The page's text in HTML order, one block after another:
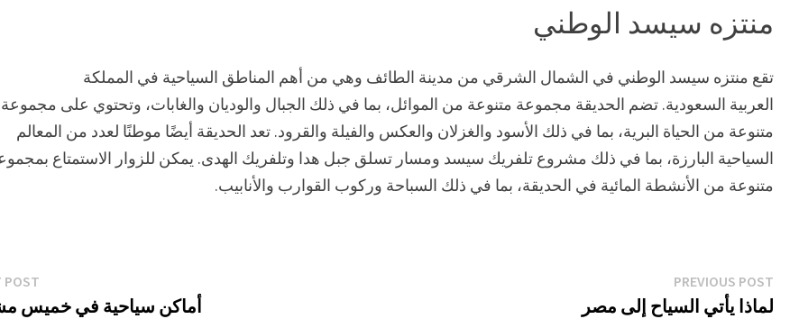
منتزه سيسد الوطني
تقع منتزه سيسد الوطني في الشمال الشرقي من مدينة الطائف وهي من أهم المناطق السياحية في المملكة
العربية السعودية. تضم الحديقة مجموعة متنوعة من الموائل، بما في ذلك الجبال والوديان والغابات، وتحتوي على مجموعة
متنوعة من الحياة البرية، بما في ذلك الأسود والغزلان والعكس والفيلة والقرود. تعد الحديقة أيضًا موطنًا لعدد من المعالم
السياحية البارزة، بما في ذلك مشروع تلفريك سيسد ومسار تسلق جبل هدا وتلفريك الهدى. يمكن للزوار الاستمتاع
متنوعة من الأنشطة المائية في الحديقة، بما في ذلك السباحة وركوب القوارب والأنابيب.
تصفّح
المقالات
PREVIOUS POST
post:
لماذا يأتي السياح إلى مصر
POST
أماكن سياحية في خميس